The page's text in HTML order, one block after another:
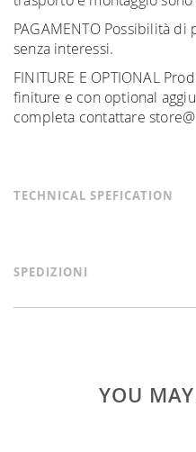
PAGAMENTO Possibilità
senza interessi.
FINITURE E OPTIONAL
finiture e con optional
completa contattare
TECHNICAL SPEFICATION
SPEDIZIONI
YOU